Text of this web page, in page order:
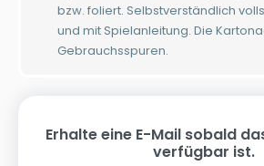
bzw. foliert. Selbstverständlich
und mit Spielanleitung. Die
Gebrauchsspuren.
Erhalte eine E-Mail sobald
verfügbar ist.